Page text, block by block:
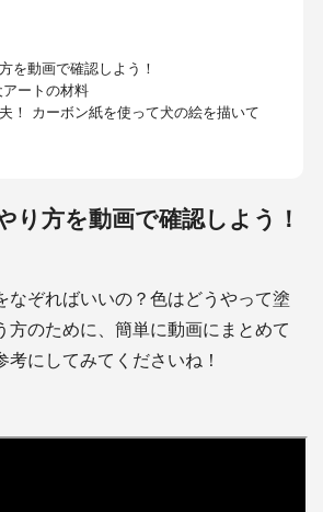
を動画で確認しよう！
ートの材料
！ カーボン紙を使って犬の絵を描いて
り方を動画で確認しよう！
なぞればいいの？色はどうやって塗
方のために、簡単に動画にまとめて
にしてみてくださいね！